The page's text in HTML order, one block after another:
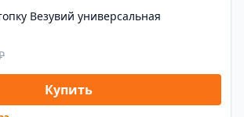
Везувий универсальная
Купить